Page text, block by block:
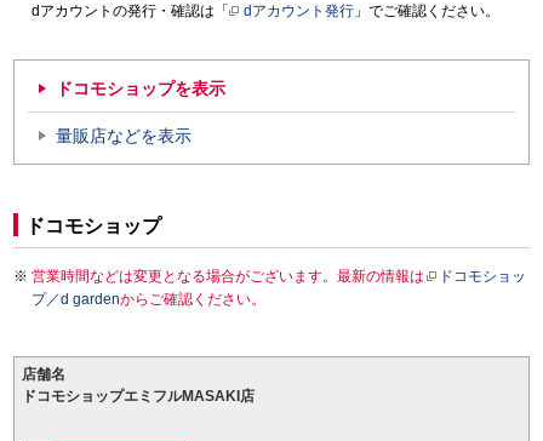
dアカウントの発行・確認は「
dアカウント発行 」でご確認ください。
ドコモショップを表示
量販店などを表示
ドコモショップ
営業時間などは変更となる場合がございます。最新の情報は
ドコモショッ
プ／d gardenからご確認ください。
店舗名
ドコモショップエミフルMASAKI店